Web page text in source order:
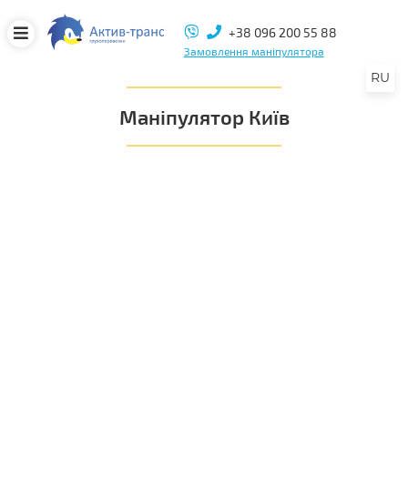
+38 096 200 55 88
Замовлення маніпулятора
RU
Маніпулятор Київ